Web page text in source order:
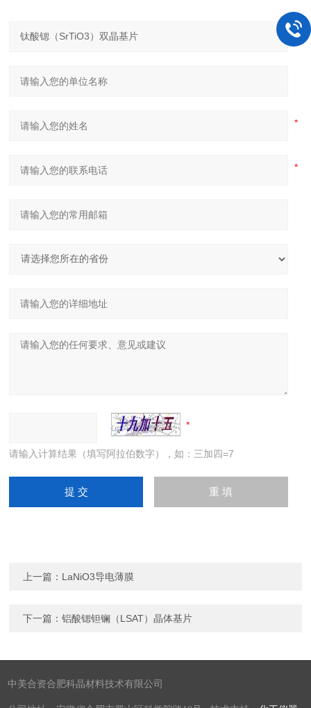
请输入计算结果（填写阿拉伯数字），如：三加四=7
上一篇： LaNiO3导电薄膜
下一篇：铝酸锶钽镧（LSAT）晶体基片
中美合资合肥科晶材料技术有限公司